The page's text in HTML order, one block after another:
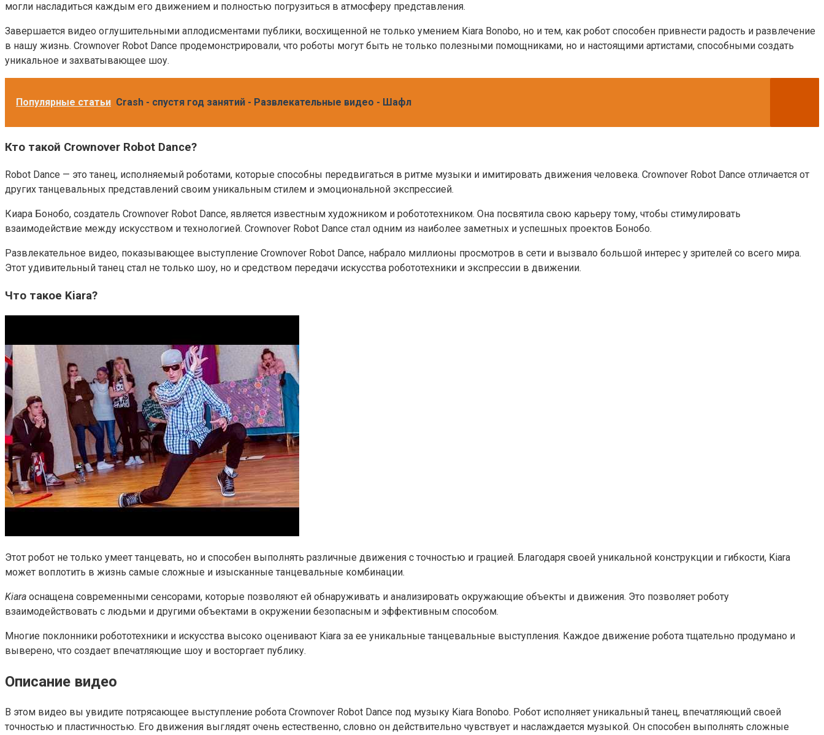
могли насладиться каждым его движением и полностью погрузиться в атмосферу представления.
Завершается видео оглушительными аплодисментами публики, восхищенной не только умением Kiara Bonobo, но и тем, как робот способен привнести радость и развлечение
в нашу жизнь. Crownover Robot Dance продемонстрировали, что роботы могут быть не только полезными помощниками, но и настоящими артистами, способными создать
уникальное и захватывающее шоу.
Популярные статьи Crash - спустя год занятий - Развлекательные видео - Шафл
Кто такой Crownover Robot Dance?
Robot Dance — это танец, исполняемый роботами, которые способны передвигаться в ритме музыки и имитировать движения человека. Crownover Robot Dance отличается от
других танцевальных представлений своим уникальным стилем и эмоциональной экспрессией.
Киара Бонобо, создатель Crownover Robot Dance, является известным художником и робототехником. Она посвятила свою карьеру тому, чтобы стимулировать
взаимодействие между искусством и технологией. Crownover Robot Dance стал одним из наиболее заметных и успешных проектов Бонобо.
Развлекательное видео, показывающее выступление Crownover Robot Dance, набрало миллионы просмотров в сети и вызвало большой интерес у зрителей со всего мира.
Этот удивительный танец стал не только шоу, но и средством передачи искусства робототехники и экспрессии в движении.
Что такое Kiara?
Этот робот не только умеет танцевать, но и способен выполнять различные движения с точностью и грацией. Благодаря своей уникальной конструкции и гибкости, Kiara
может воплотить в жизнь самые сложные и изысканные танцевальные комбинации.
Kiara оснащена современными сенсорами, которые позволяют ей обнаруживать и анализировать окружающие объекты и движения. Это позволяет роботу
взаимодействовать с людьми и другими объектами в окружении безопасным и эффективным способом.
Многие поклонники робототехники и искусства высоко оценивают Kiara за ее уникальные танцевальные выступления. Каждое движение робота тщательно продумано и
выверено, что создает впечатляющие шоу и восторгает публику.
Описание видео
В этом видео вы увидите потрясающее выступление робота Crownover Robot Dance под музыку Kiara Bonobo. Робот исполняет уникальный танец, впечатляющий своей
точностью и пластичностью. Его движения выглядят очень естественно, словно он действительно чувствует и наслаждается музыкой. Он способен выполнять сложные